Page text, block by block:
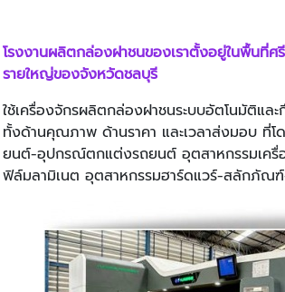
โรงงานผลิตกล่องฝาชนของเราตั้งอยู่ในพื้นที่ศ
รายใหญ่ของจังหวัดชลบุรี
ใช้เครื่องจักรผลิตกล่องฝาชนระบบอัตโนมัติแ
ทั้งด้านคุณภาพ ด้านราคา และเวลาส่งมอบ ที่โ
ยนต์-อุปกรณ์ตกแต่งรถยนต์ อุตสาหกรรมเครื่
ฟิล์มลามิเนต อุตสาหกรรมฮาร์ดแวร์-สลักภัณ